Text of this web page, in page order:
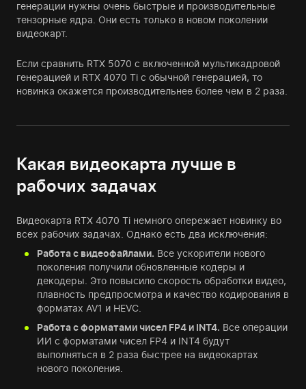
генерации нужны очень быстрые и производительные
тензорные ядра. Они есть только в новом поколении
видеокарт.
Если сравнить RTX 5070 с включенной мультикадровой
генерацией и RTX 4070 Ti c обычной генерацией, то
новинка окажется производительнее более чем в 2 раза.
Какая видеокарта лучше в
рабочих задачах
Видеокарта RTX 4070 Ti немного опережает новинку во
всех рабочих задачах. Однако есть два исключения:
Работа с видеофайлами. Все ускорители нового
поколения получили обновленные кодеры и
декодеры. Это повысило скорость обработки видео,
плавность предпросмотра и качество кодирования в
форматах AV1 и HEVC.
Работа с форматами чисел FP4 и INT4. Все операции
ИИ с форматами чисел FP4 и INT4 будут
выполняться в 2 раза быстрее на видеокартах
нового поколения.